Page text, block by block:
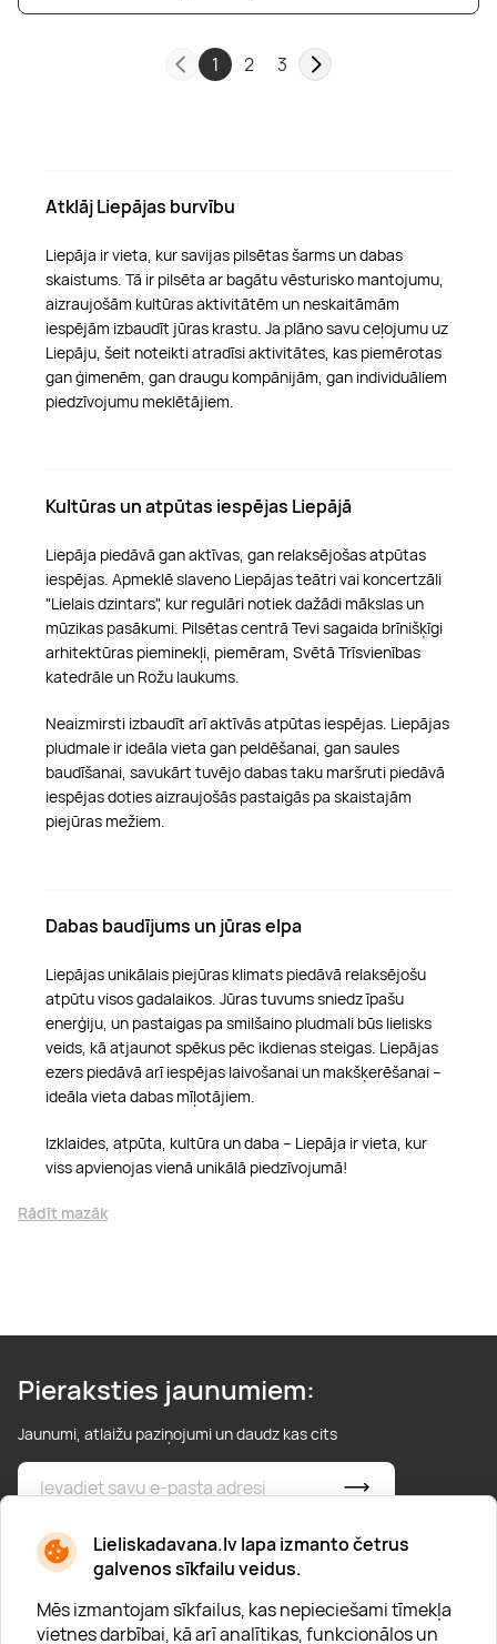
Lieliskadavana.lv lapa izmanto četrus
galvenos sīkfailu veidus.
Mēs izmantojam sīkfailus, kas nepieciešami tīmekļa
vietnes darbībai, kā arī analītikas, funkcionālos un
1 2 3
Atklāj Liepājas burvību
Liepāja ir vieta, kur savijas pilsētas šarms un dabas
skaistums. Tā ir pilsēta ar bagātu vēsturisko mantojumu,
aizraujošām kultūras aktivitātēm un neskaitāmām
iespējām izbaudīt jūras krastu. Ja plāno savu ceļojumu uz
Liepāju, šeit noteikti atradīsi aktivitātes, kas piemērotas
gan ģimenēm, gan draugu kompānijām, gan individuāliem
piedzīvojumu meklētājiem.
Kultūras un atpūtas iespējas Liepājā
Liepāja piedāvā gan aktīvas, gan relaksējošas atpūtas
iespējas. Apmeklē slaveno Liepājas teātri vai koncertzāli
"Lielais dzintars", kur regulāri notiek dažādi mākslas un
mūzikas pasākumi. Pilsētas centrā Tevi sagaida brīnišķīgi
arhitektūras pieminekļi, piemēram, Svētā Trīsvienības
katedrāle un Rožu laukums.
Neaizmirsti izbaudīt arī aktīvās atpūtas iespējas. Liepājas
pludmale ir ideāla vieta gan peldēšanai, gan saules
baudīšanai, savukārt tuvējo dabas taku maršruti piedāvā
iespējas doties aizraujošās pastaigās pa skaistajām
piejūras mežiem.
Dabas baudījums un jūras elpa
Liepājas unikālais piejūras klimats piedāvā relaksējošu
atpūtu visos gadalaikos. Jūras tuvums sniedz īpašu
enerģiju, un pastaigas pa smilšaino pludmali būs lielisks
veids, kā atjaunot spēkus pēc ikdienas steigas. Liepājas
ezers piedāvā arī iespējas laivošanai un makšķerēšanai –
ideāla vieta dabas mīļotājiem.
Izklaides, atpūta, kultūra un daba – Liepāja ir vieta, kur
viss apvienojas vienā unikālā piedzīvojumā!
Rādīt mazāk
Pieraksties jaunumiem:
Jaunumi, atlaižu paziņojumi un daudz kas cits
* Esmu iepazinies/usies ar privātuma politiku